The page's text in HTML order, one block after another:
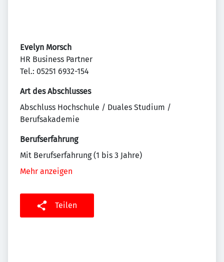
Evelyn Morsch
HR Business Partner
Tel.: 05251 6932-154
Art des Abschlusses
Abschluss Hochschule / Duales Studium /
Berufsakademie
Berufserfahrung
Mit Berufserfahrung (1 bis 3 Jahre)
Mehr anzeigen
Teilen